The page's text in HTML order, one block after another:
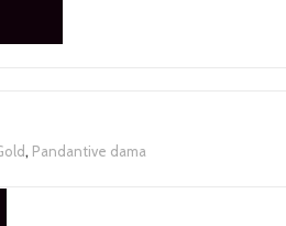
, Pandantive dama